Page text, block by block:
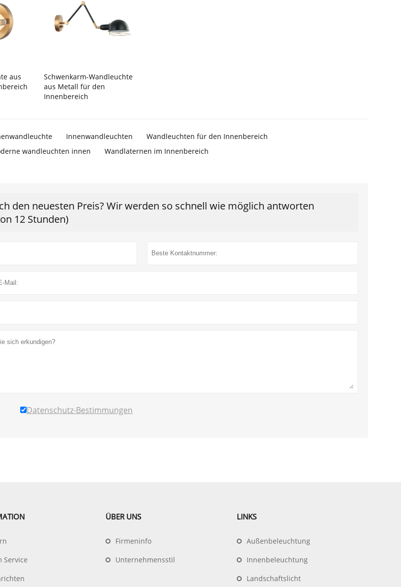
aus
Schwenkarm-Wandleuchte
aus Metall für den
Innenbereich
Innenwandleuchten
Wandleuchten für den Innenbereich
wandleuchten innen
Wandlaternen im Innenbereich
den neuesten Preis? Wir werden so schnell wie möglich antworten
12 Stunden)
Datenschutz-Bestimmungen
Service
ÜBER UNS
Firmeninfo
Unternehmensstil
LINKS
Außenbeleuchtung
Innenbeleuchtung
Landschaftslicht